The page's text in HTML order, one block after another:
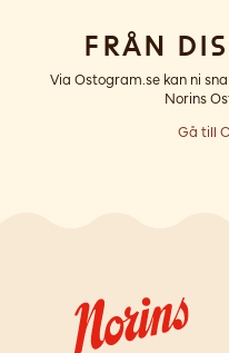
Från
Via Ostogram.se kan ni
Norins
Gå till